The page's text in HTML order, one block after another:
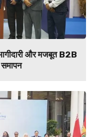
और मजबूत B2B